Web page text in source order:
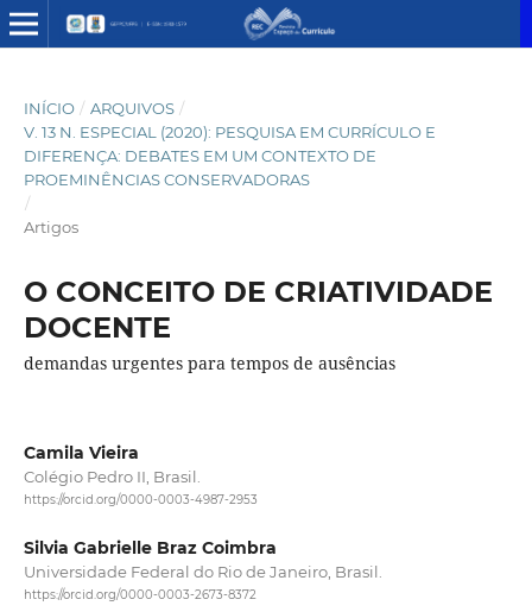
INÍCIO / ARQUIVOS /
V. 13 N. ESPECIAL (2020): PESQUISA EM CURRÍCULO E
DIFERENÇA: DEBATES EM UM CONTEXTO DE
PROEMINÊNCIAS CONSERVADORAS
/
Artigos
O CONCEITO DE CRIATIVIDADE
DOCENTE
demandas urgentes para tempos de ausências
Camila Vieira
Colégio Pedro II, Brasil.
https://orcid.org/0000-0003-4987-2953
Silvia Gabrielle Braz Coimbra
Universidade Federal do Rio de Janeiro, Brasil.
https://orcid.org/0000-0003-2673-8372